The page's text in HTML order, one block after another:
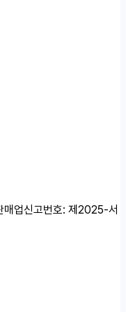
업신고번호: 제2025-서